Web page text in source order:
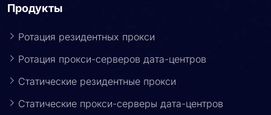
Продукты
Ротация резидентных прокси
Ротация прокси-серверов дата-центров
Статические резидентные прокси
Статические прокси-серверы дата-центров